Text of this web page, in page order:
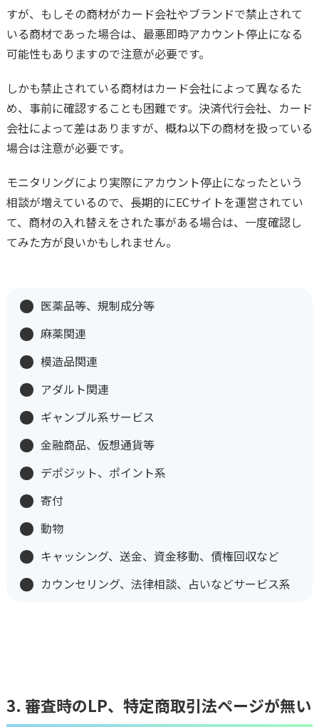
すが、もしその商材がカード会社やブランドで禁止されて
いる商材であった場合は、最悪即時アカウント停止になる
可能性もありますので注意が必要です。
しかも禁止されている商材はカード会社によって異なるた
め、事前に確認することも困難です。決済代行会社、カード
会社によって差はありますが、概ね以下の商材を扱っている
場合は注意が必要です。
モニタリングにより実際にアカウント停止になったという
相談が増えているので、長期的にECサイトを運営されてい
て、商材の入れ替えをされた事がある場合は、一度確認し
てみた方が良いかもしれません。
医薬品等、規制成分等
麻薬関連
模造品関連
アダルト関連
ギャンブル系サービス
金融商品、仮想通貨等
デポジット、ポイント系
寄付
動物
キャッシング、送金、資金移動、債権回収など
カウンセリング、法律相談、占いなどサービス系
3. 審査時のLP、特定商取引法ページが無い